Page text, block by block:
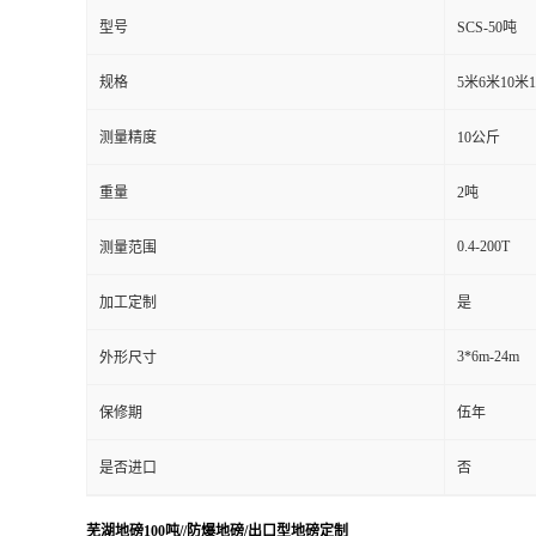
型号 SCS-50吨
规格 5米6米10米
测量精度 10公斤
重量 2吨
测量范围 0.4-200T
加工定制 是
外形尺寸 3*6m-24m
保修期 伍年
是否进口 否
芜湖地磅100吨//防爆地磅/出口型地磅定制